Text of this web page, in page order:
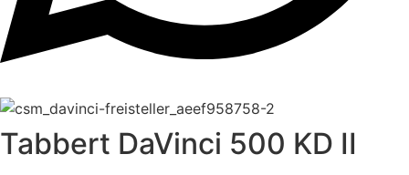
Tabbert DaVinci 500 KD II